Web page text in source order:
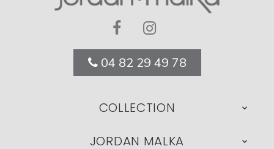
04 82 29 49 78
COLLECTION 
JORDAN MALKA 